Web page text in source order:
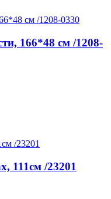
166*48 см /1208-
111см /23201